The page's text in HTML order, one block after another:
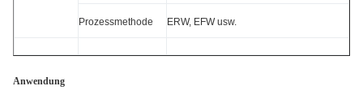
Prozessmethode ERW, EFW usw.
Anwendung